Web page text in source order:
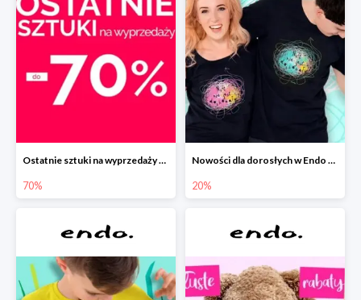
Ostatnie sztuki na wyprzedaży w Endo do -70%
70%
Nowości dla dorosłych w Endo -20%
20%